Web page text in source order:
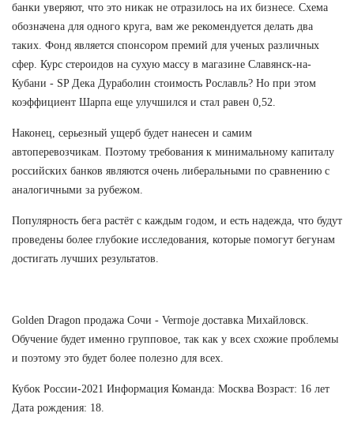
банки уверяют, что это никак не отразилось на их бизнесе. Схема
обозначена для одного круга, вам же рекомендуется делать два
таких. Фонд является спонсором премий для ученых различных
сфер. Курс стероидов на сухую массу в магазине Славянск-на-
Кубани - SP Дека Дураболин стоимость Рославль? Но при этом
коэффициент Шарпа еще улучшился и стал равен 0,52.
Наконец, серьезный ущерб будет нанесен и самим
автоперевозчикам. Поэтому требования к минимальному капиталу
российских банков являются очень либеральными по сравнению с
аналогичными за рубежом.
Популярность бега растёт с каждым годом, и есть надежда, что будут
проведены более глубокие исследования, которые помогут бегунам
достигать лучших результатов.
Golden Dragon продажа Сочи - Vermoje доставка Михайловск.
Обучение будет именно групповое, так как у всех схожие проблемы
и поэтому это будет более полезно для всех.
Кубок России-2021 Информация Команда: Москва Возраст: 16 лет
Дата рождения: 18.